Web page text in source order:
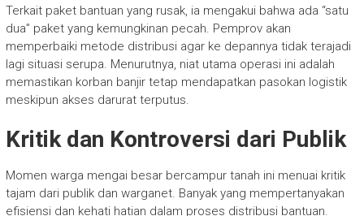
Terkait paket bantuan yang rusak, ia mengakui bahwa ada “satu
dua” paket yang kemungkinan pecah. Pemprov akan
memperbaiki metode distribusi agar ke depannya tidak terajadi
lagi situasi serupa. Menurutnya, niat utama operasi ini adalah
memastikan korban banjir tetap mendapatkan pasokan logistik
meskipun akses darurat terputus.
Kritik dan Kontroversi dari Publik
Momen warga mengai besar bercampur tanah ini menuai kritik
tajam dari publik dan warganet. Banyak yang mempertanyakan
efisiensi dan kehati hatian dalam proses distribusi bantuan.